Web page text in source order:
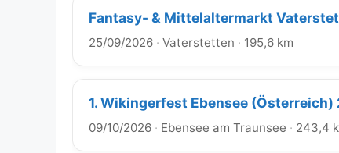
Fantasy- & Mittelaltermarkt
25/09/2026 · Vaterstetten · 195,6 km
1. Wikingerfest Ebensee (Österreich)
09/10/2026 · Ebensee am Traunsee · 243,4